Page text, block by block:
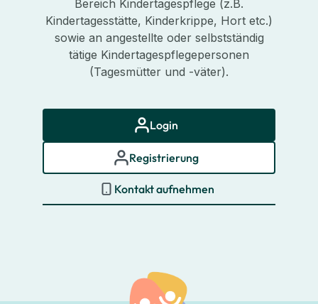
Bereich Kindertagespflege (z.B.
Kindertagesstätte, Kinderkrippe, Hort etc.)
sowie an angestellte oder selbstständig
tätige Kindertagespflegepersonen
(Tagesmütter und -väter).
Login
Registrierung
Kontakt aufnehmen